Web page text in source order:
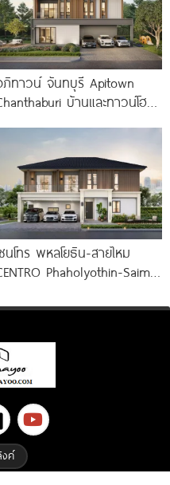
ภิทาวน์ จันทบุรี Apitown
บ้านและทาวน์โฮม
24
นโทร พหลโยธิน-สายไหม
Phaholyothin-Saimai
ยไหม ใกล้ทางด่วน 3
ค์